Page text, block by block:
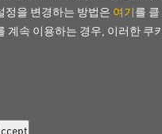
정을 변경하는 방법은 여기를 클
계속 이용하는 경우, 이러한 쿠
Dual 시